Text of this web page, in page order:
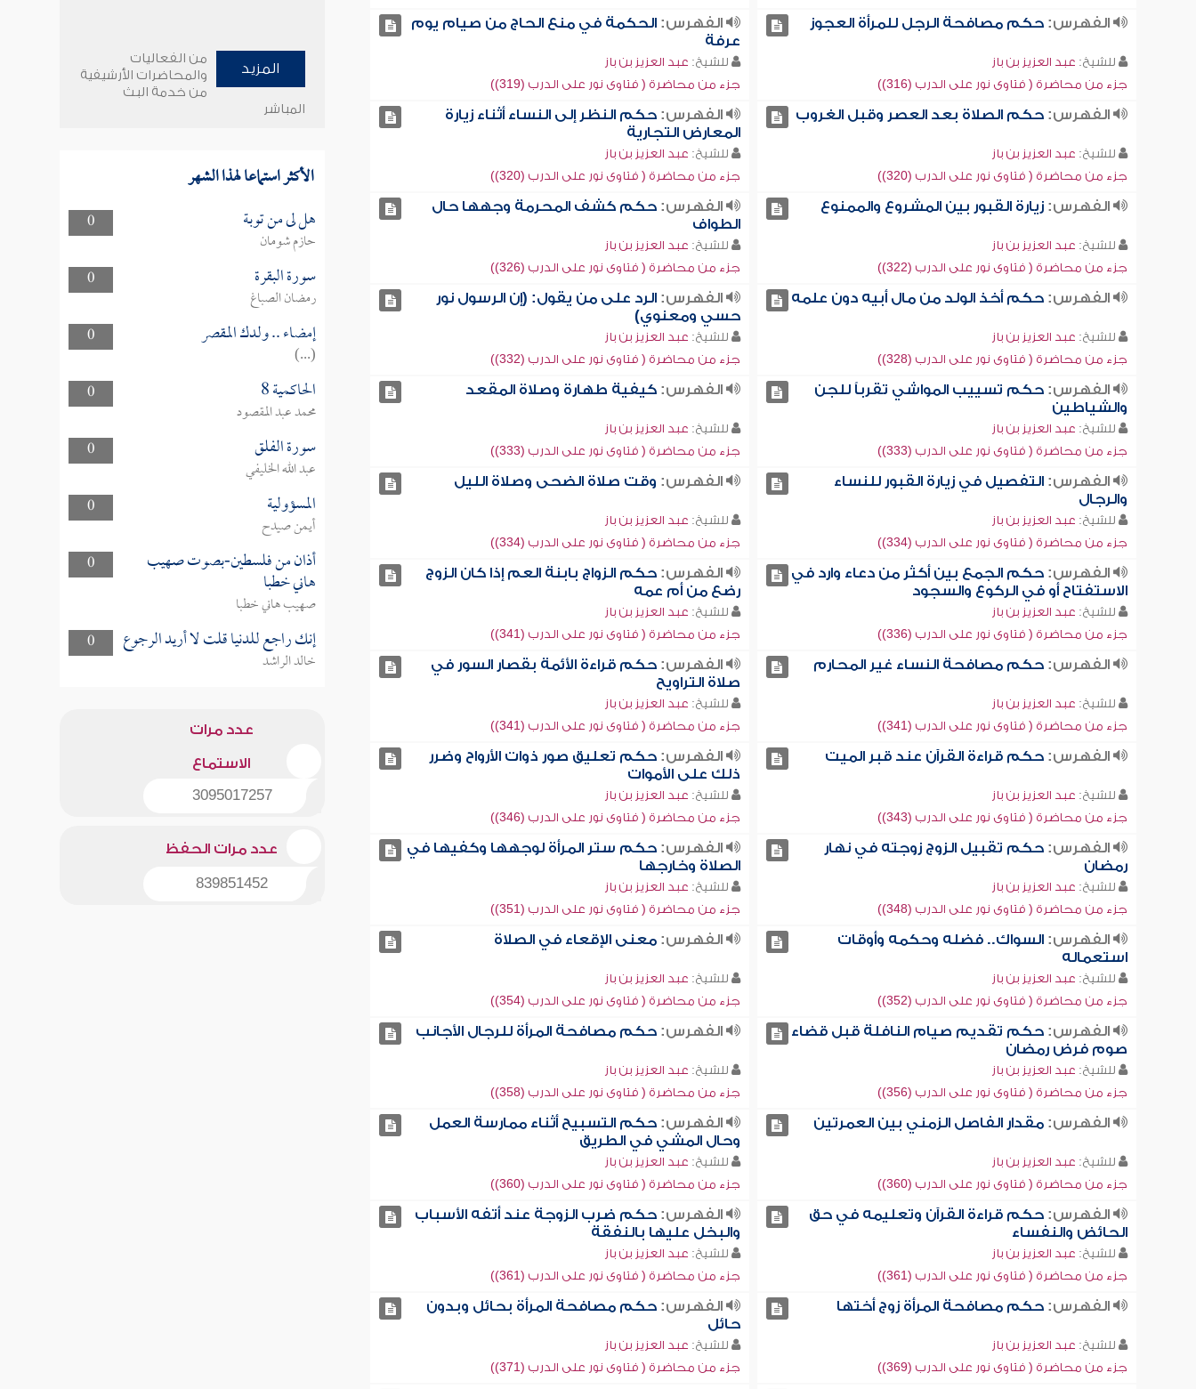
الفهرس:حكم مصافحة الرجل للمرأة العجوز
للشيخ: عبد العزيز بن باز
جزء من محاضرة ( فتاوى نور على الدرب (316))
الفهرس: الحكمة في منع الحاج من صيام يوم
عرفة
للشيخ: عبد العزيز بن باز
جزء من محاضرة ( فتاوى نور على الدرب (319))
الفهرس:حكم الصلاة بعد العصر وقبل الغروب
للشيخ: عبد العزيز بن باز
جزء من محاضرة ( فتاوى نور على الدرب (320))
الفهرس: حكم النظر إلى النساء أثناء زيارة
المعارض التجارية
للشيخ: عبد العزيز بن باز
جزء من محاضرة ( فتاوى نور على الدرب (320))
الفهرس:زيارة القبور بين المشروع والممنوع
للشيخ: عبد العزيز بن باز
جزء من محاضرة ( فتاوى نور على الدرب (322))
الفهرس: حكم كشف المحرمة وجهها حال
الطواف
للشيخ: عبد العزيز بن باز
جزء من محاضرة ( فتاوى نور على الدرب (326))
الفهرس:حكم أخذ الولد من مال أبيه دون علمه
للشيخ: عبد العزيز بن باز
جزء من محاضرة ( فتاوى نور على الدرب (328))
الفهرس: الرد على من يقول: (إن الرسول نور
حسي ومعنوي)
للشيخ: عبد العزيز بن باز
جزء من محاضرة ( فتاوى نور على الدرب (332))
الفهرس:حكم تسييب المواشي تقرباً للجن
والشياطين
للشيخ: عبد العزيز بن باز
جزء من محاضرة ( فتاوى نور على الدرب (333))
الفهرس: كيفية طهارة وصلاة المقعد
للشيخ: عبد العزيز بن باز
جزء من محاضرة ( فتاوى نور على الدرب (333))
الفهرس:التفصيل في زيارة القبور للنساء
والرجال
للشيخ: عبد العزيز بن باز
جزء من محاضرة ( فتاوى نور على الدرب (334))
الفهرس: وقت صلاة الضحى وصلاة الليل
للشيخ: عبد العزيز بن باز
جزء من محاضرة ( فتاوى نور على الدرب (334))
الفهرس:حكم الجمع بين أكثر من دعاء وارد في
الاستفتاح أو في الركوع والسجود
للشيخ: عبد العزيز بن باز
جزء من محاضرة ( فتاوى نور على الدرب (336))
الفهرس: حكم الزواج بابنة العم إذا كان الزوج
رضع من أم عمه
للشيخ: عبد العزيز بن باز
جزء من محاضرة ( فتاوى نور على الدرب (341))
الفهرس:حكم مصافحة النساء غير المحارم
للشيخ: عبد العزيز بن باز
جزء من محاضرة ( فتاوى نور على الدرب (341))
الفهرس: حكم قراءة الأئمة بقصار السور في
صلاة التراويح
للشيخ: عبد العزيز بن باز
جزء من محاضرة ( فتاوى نور على الدرب (341))
الفهرس:حكم قراءة القرآن عند قبر الميت
للشيخ: عبد العزيز بن باز
جزء من محاضرة ( فتاوى نور على الدرب (343))
الفهرس: حكم تعليق صور ذوات الأرواح وضرر
ذلك على الأموات
للشيخ: عبد العزيز بن باز
جزء من محاضرة ( فتاوى نور على الدرب (346))
الفهرس:حكم تقبيل الزوج زوجته في نهار
رمضان
للشيخ: عبد العزيز بن باز
جزء من محاضرة ( فتاوى نور على الدرب (348))
الفهرس: حكم ستر المرأة لوجهها وكفيها في
الصلاة وخارجها
للشيخ: عبد العزيز بن باز
جزء من محاضرة ( فتاوى نور على الدرب (351))
الفهرس:السواك.. فضله وحكمه وأوقات
استعماله
للشيخ: عبد العزيز بن باز
جزء من محاضرة ( فتاوى نور على الدرب (352))
الفهرس: معنى الإقعاء في الصلاة
للشيخ: عبد العزيز بن باز
جزء من محاضرة ( فتاوى نور على الدرب (354))
الفهرس:حكم تقديم صيام النافلة قبل قضاء
صوم فرض رمضان
للشيخ: عبد العزيز بن باز
جزء من محاضرة ( فتاوى نور على الدرب (356))
الفهرس: حكم مصافحة المرأة للرجال الأجانب
للشيخ: عبد العزيز بن باز
جزء من محاضرة ( فتاوى نور على الدرب (358))
الفهرس:مقدار الفاصل الزمني بين العمرتين
للشيخ: عبد العزيز بن باز
جزء من محاضرة ( فتاوى نور على الدرب (360))
الفهرس: حكم التسبيح أثناء ممارسة العمل
وحال المشي في الطريق
للشيخ: عبد العزيز بن باز
جزء من محاضرة ( فتاوى نور على الدرب (360))
الفهرس:حكم قراءة القرآن وتعليمه في حق
الحائض والنفساء
للشيخ: عبد العزيز بن باز
جزء من محاضرة ( فتاوى نور على الدرب (361))
الفهرس: حكم ضرب الزوجة عند أتفه الأسباب
والبخل عليها بالنفقة
للشيخ: عبد العزيز بن باز
جزء من محاضرة ( فتاوى نور على الدرب (361))
الفهرس:حكم مصافحة المرأة زوج أختها
للشيخ: عبد العزيز بن باز
جزء من محاضرة ( فتاوى نور على الدرب (369))
الفهرس: حكم مصافحة المرأة بحائل وبدون
حائل
للشيخ: عبد العزيز بن باز
جزء من محاضرة ( فتاوى نور على الدرب (371))
المزيد
من الفعاليات
والمحاضرات الأرشيفية
من خدمة البث
المباشر
الأكثر استماعا لهذا الشهر
0 هل لى من توبة
حازم شومان
0
سورة البقرة
رمضان الصباغ
0
إمضاء .. ولدك المقصر
(...)
0
الحاكمية 8
محمد عبد المقصود
0
سورة الفلق
عبد الله الخليفي
0
المسؤولية
أيمن صيدح
0
أذان من فلسطين-بصوت صهيب
هاني خطبا
صهيب هاني خطبا
0
إنك راجع للدنيا قلت لا أريد الرجوع
خالد الراشد
عدد مرات
الاستماع
3095017257
عدد مرات الحفظ
839851452